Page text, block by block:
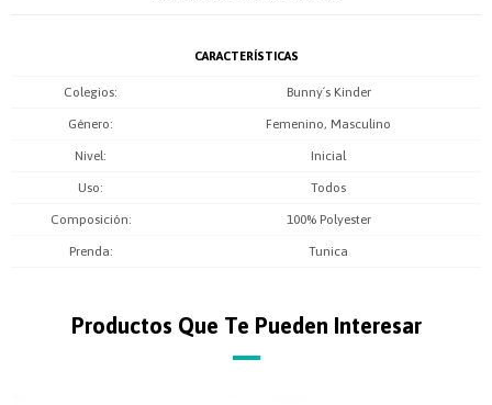
CARACTERÍSTICAS
Colegios Bunny´s Kinder
Género Femenino, Masculino
Nivel Inicial
Uso Todos
Composición 100% Polyester
Prenda Tunica
Productos Que Te Pueden Interesar